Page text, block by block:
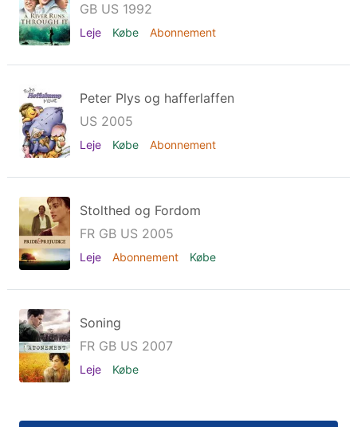
GB US 1992
Leje Købe Abonnement
Peter Plys og hafferlaffen
US 2005
Leje Købe Abonnement
Stolthed og Fordom
FR GB US 2005
Leje Abonnement Købe
Soning
FR GB US 2007
Leje Købe